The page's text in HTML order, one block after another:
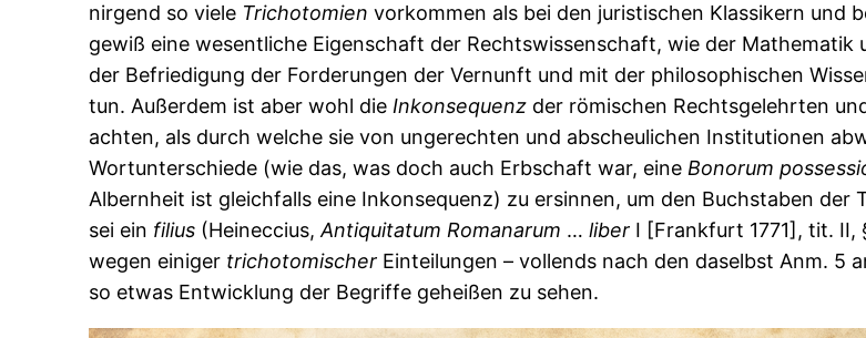
nirgend so viele Trichotomien vorkommen als bei den juristischen Klassikern und
gewiß eine wesentliche Eigenschaft der Rechtswissenschaft, wie der
der Befriedigung der Forderungen der Vernunft und mit der philosophischen
tun. Außerdem ist aber wohl die Inkonsequenz der römischen Rechtsgelehrten
achten, als durch welche sie von ungerechten und abscheulichen Institutionen
Wortunterschiede (wie das, was doch auch Erbschaft war, eine Bonorum
Albernheit ist gleichfalls eine Inkonsequenz) zu ersinnen, um den Buchstaben der
sei ein filius (Heineccius,Antiquitatum Romanarum … liber I [Frankfurt 1771], tit. II,
wegen einiger trichotomischer Einteilungen – vollends nach den daselbst Anm. 5
so etwas Entwicklung der Begriffe geheißen zu sehen.